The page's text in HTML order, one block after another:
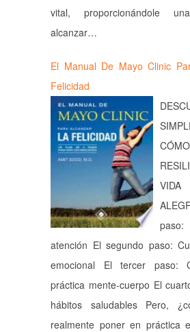
vital, proporcionándole
alcanzar…
El Manual De Mayo Clinic
Felicidad
atención El segundo paso:
emocional El tercer paso:
práctica mente-cuerpo El
hábitos saludables Pero,
realmente poner en práctica